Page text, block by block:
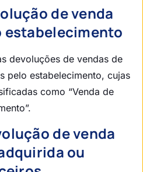
de venda
estabelecimento
devoluções de vendas de
pelo estabelecimento, cujas
como “Venda de
de venda
ou